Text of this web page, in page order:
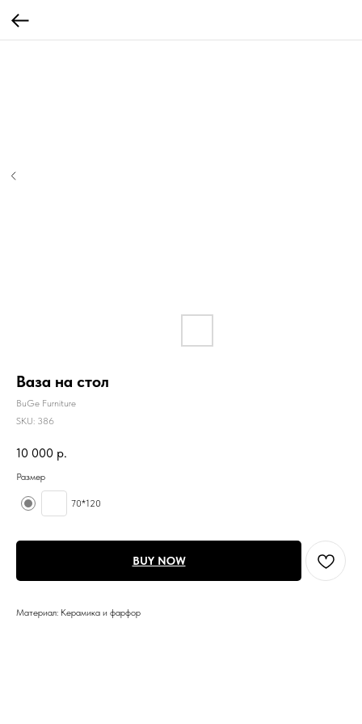
Ваза на стол
BuGe Furniture
SKU: 386
10 000 р.
Размер
70*120
BUY NOW
Материал: Керамика и фарфор